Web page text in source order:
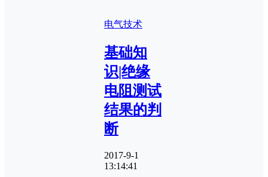
电气技术
基础知
识|绝缘
电阻测试
结果的判
断
2017-9-1
13:14:41